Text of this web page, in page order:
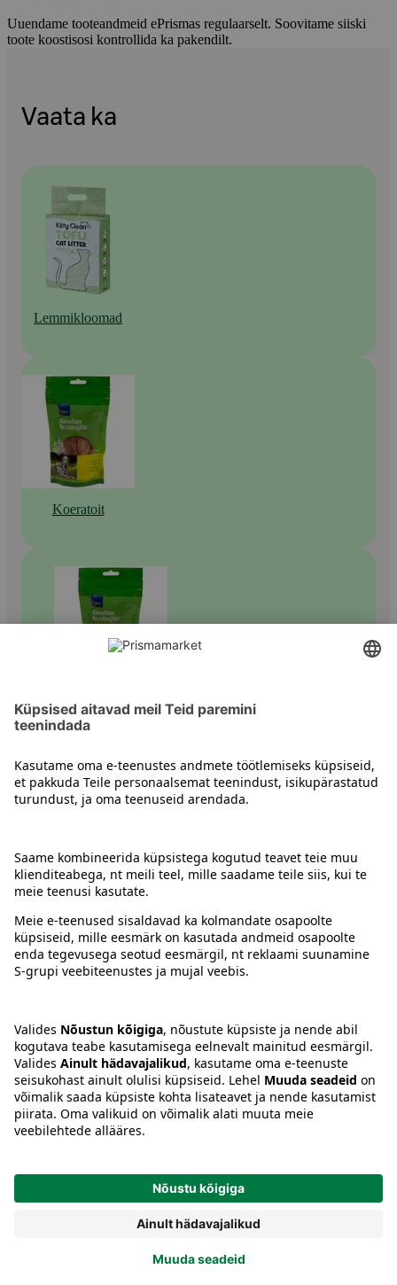
Uuendame tooteandmeid ePrismas regulaarselt. Soovitame siiski
toote koostisosi kontrollida ka pakendilt.
Vaata ka
Lemmikloomad
Koeratoit
Koerte ajaviitetooted ja maiused
Juhised
Tingimused
Keel:ETENRU